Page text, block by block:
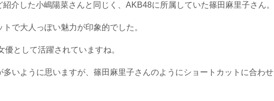
介した小嶋陽菜さんと同じく、AKB48に所属していた篠田麻里子さん。
で大人っぽい魅力が印象的でした。
として活躍されていますね。
いように思いますが、篠田麻里子さんのようにショートカットに合わせ